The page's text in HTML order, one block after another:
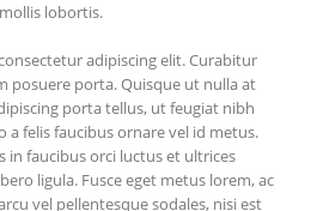
lobortis.
adipiscing elit. Curabitur
posuere porta. Quisque ut nulla at
porta tellus, ut feugiat nibh
a felis faucibus ornare vel id metus.
faucibus orci luctus et ultrices
ligula. Fusce eget metus lorem, ac
vel pellentesque sodales, nisi est